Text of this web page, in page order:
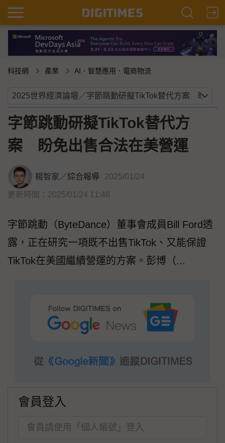
科技網 產業 AI．智慧應用．電商物流
字節跳動研擬TikTok替代方
案 盼免出售合法在美營運
楊智家／綜合報導 2025/01/24
更新時間：2025/01/24 11:48
字節跳動（ByteDance）董事會成員Bill Ford透
露，正在研究一項既不出售TikTok、又能保證
TikTok在美國繼續營運的方案。彭博（...
會員登入